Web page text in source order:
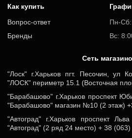
Как купить
Вопрос-ответ
Бренды
Пн-
Вс:
Cеть
"Лоск" г.Харьков пгт. Песочин, ул
"ЛОСК" периметр 15.1 (Восточная
"Барабашово" г.Харьков проспект
"Барабашово" магазин №10 (2 этаж)
"Автоград" г.Харьков проспект
"Автоград" (2 ряд 24 место) + 38